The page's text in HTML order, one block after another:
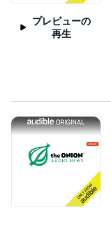
プレビューの
再生